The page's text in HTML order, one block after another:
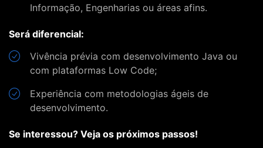
Informação, Engenharias ou áreas afins.
Será diferencial:
Vivência prévia com desenvolvimento Java ou
com plataformas Low Code;
Experiência com metodologias ágeis de
desenvolvimento.
Se interessou? Veja os próximos passos!